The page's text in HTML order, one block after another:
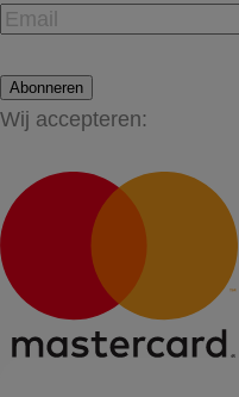
Abonneren
Wij accepteren: